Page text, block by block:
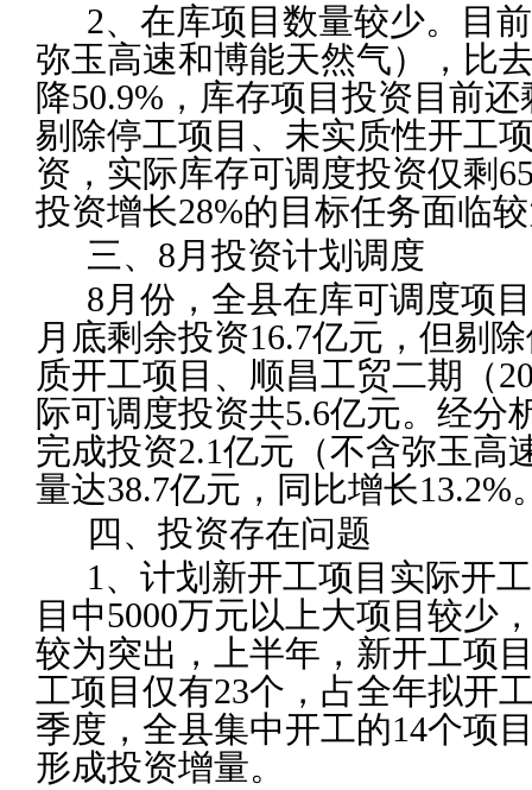
2、 在库项目数量较少。目
弥玉高速和博能天然气），比
降50.9% ，库存项目投资目前还
剔除停工项目、未实质性开工
资，实际库存可调度投资仅剩
投资增长28%的目标任务面临
三、8月投资计划调度
8月份，全县在库可调度项
月底剩余投资16.7亿元，但剔
质开工项目、顺昌工贸二期（
际可调度投资共5.6亿元。经分
完成投资2.1亿元（不含弥玉高
量达38.7亿元，同比增长13.2%
四、投资存在问题
1、计划新开工项目实际开
目中5000万元以上大项目较少
较为突出，上半年，新开工项
工项目仅有23个，占全年拟开
季度，全县集中开工的14个项
形成投资增量。